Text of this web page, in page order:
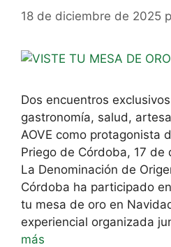
18 de diciembre de 2025
Dos encuentros
gastronomía, salud,
AOVE como protagonista
Priego de Córdoba, 17
La Denominación de
Córdoba ha participado
tu mesa de oro en
experiencial organizada
más